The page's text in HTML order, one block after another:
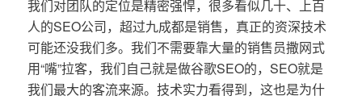
我们对团队的定位是精密强悍，很多看似几十、上百
人的SEO公司，超过九成都是销售，真正的资深技术
可能还没我们多。我们不需要靠大量的销售员撒网式
用“嘴”拉客，我们自己就是做谷歌SEO的，SEO就是
我们最大的客流来源。技术实力看得到，这也是为什